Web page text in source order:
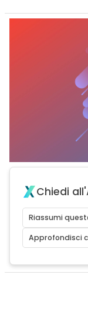
Chiedi
Riassumi
Approfondisci